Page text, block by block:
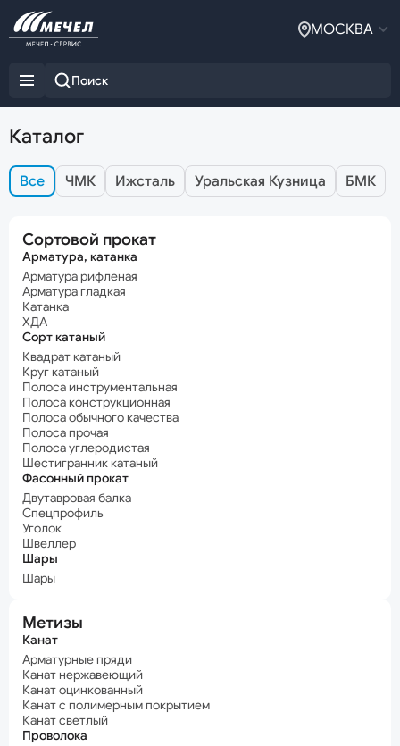
МОСКВА
Каталог
Все ЧМК Ижсталь Уральская Кузница БМК
Сортовой прокат
Арматура, катанка
Арматура рифленая
Арматура гладкая
Катанка
ХДА
Сорт катаный
Квадрат катаный
Круг катаный
Полоса инструментальная
Полоса конструкционная
Полоса обычного качества
Полоса прочая
Полоса углеродистая
Шестигранник катаный
Фасонный прокат
Двутавровая балка
Спецпрофиль
Уголок
Швеллер
Шары
Шары
Метизы
Канат
Арматурные пряди
Канат нержавеющий
Канат оцинкованный
Канат с полимерным покрытием
Канат светлый
Проволока